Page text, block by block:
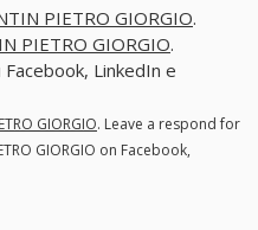
PIETRO GIORGIO.
PIETRO GIORGIO.
LinkedIn e
GIORGIO. Leave a respond for
GIORGIO on Facebook,